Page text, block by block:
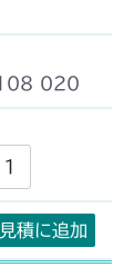
020
見積に追加